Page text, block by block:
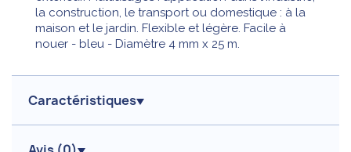
la construction, le transport ou domestique : à la
maison et le jardin. Flexible et légère. Facile à
nouer - bleu - Diamètre 4 mm x 25 m.
Caractéristiques